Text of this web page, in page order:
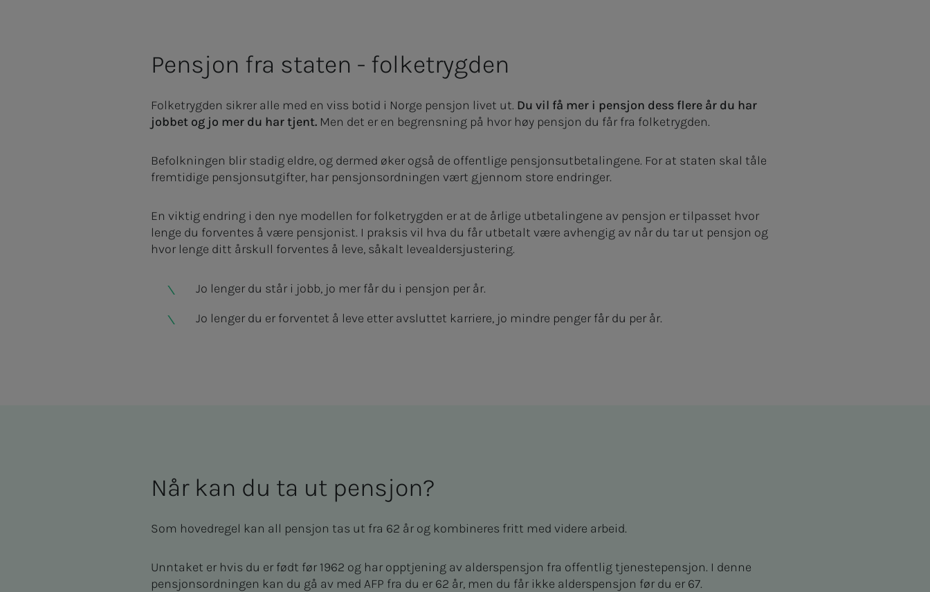
Pensjon fra staten - folketrygden
Folketrygden sikrer alle med en viss botid i Norge pensjon livet ut. Du vil få mer i pensjon dess flere år du har
jobbet og jo mer du har tjent. Men det er en begrensning på hvor høy pensjon du får fra folketrygden.
Befolkningen blir stadig eldre, og dermed øker også de offentlige pensjonsutbetalingene. For at staten skal tåle
fremtidige pensjonsutgifter, har pensjonsordningen vært gjennom store endringer.
En viktig endring i den nye modellen for folketrygden er at de årlige utbetalingene av pensjon er tilpasset hvor
lenge du forventes å være pensjonist. I praksis vil hva du får utbetalt være avhengig av når du tar ut pensjon og
hvor lenge ditt årskull forventes å leve, såkalt levealdersjustering.
Jo lenger du står i jobb, jo mer får du i pensjon per år.
Jo lenger du er forventet å leve etter avsluttet karriere, jo mindre penger får du per år.
Når kan du ta ut pen­­­sjon?
Som hovedregel kan all pensjon tas ut fra 62 år og kombineres fritt med videre arbeid.
Unntaket er hvis du er født før 1962 og har opptjening av alderspensjon fra offentlig tjenestepensjon. I denne
pensjonsordningen kan du gå av med AFP fra du er 62 år, men du får ikke alderspensjon før du er 67.